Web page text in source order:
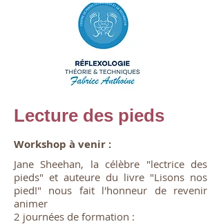
Lecture des pieds
Workshop à venir :
Jane Sheehan, la célèbre "lectrice des
pieds" et auteure du livre "Lisons nos
pied!" nous fait l'honneur de revenir
animer
2 journées de formation :